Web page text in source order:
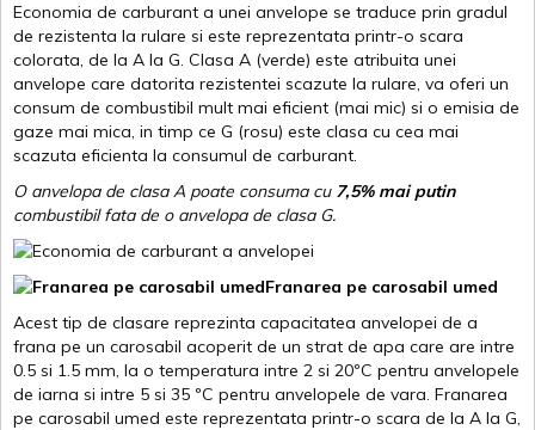
Economia de carburant a unei anvelope se traduce prin gradul
de rezistenta la rulare si este reprezentata printr-o scara
colorata, de la A la G. Clasa A (verde) este atribuita unei
anvelope care datorita rezistentei scazute la rulare, va oferi un
consum de combustibil mult mai eficient (mai mic) si o emisia de
gaze mai mica, in timp ce G (rosu) este clasa cu cea mai
scazuta eficienta la consumul de carburant.
O anvelopa de clasa A poate consuma cu 7,5% mai putin
combustibil fata de o anvelopa de clasa G.
Franarea pe carosabil umed
Acest tip de clasare reprezinta capacitatea anvelopei de a
frana pe un carosabil acoperit de un strat de apa care are intre
0.5 si 1.5 mm, la o temperatura intre 2 si 20ºC pentru anvelopele
de iarna si intre 5 si 35 ºC pentru anvelopele de vara. Franarea
pe carosabil umed este reprezentata printr-o scara de la A la G,